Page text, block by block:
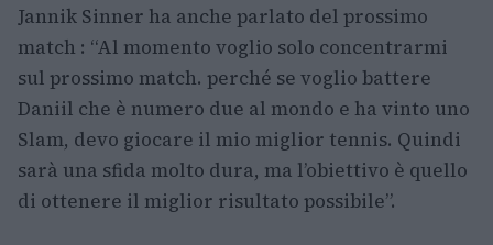
Jannik Sinner ha anche parlato del prossimo
match : “Al momento voglio solo concentrarmi
sul prossimo match. perché se voglio battere
Daniil che è numero due al mondo e ha vinto uno
Slam, devo giocare il mio miglior tennis. Quindi
sarà una sfida molto dura, ma l’obiettivo è quello
di ottenere il miglior risultato possibile”.